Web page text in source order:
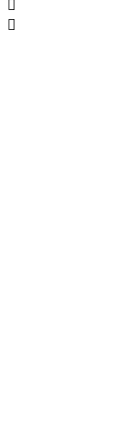

